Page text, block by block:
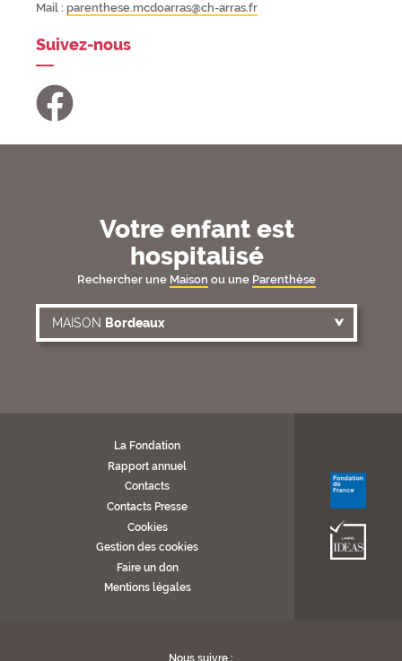
Mail : parenthese.mcdoarras@ch-arras.fr
Suivez-nous
Votre enfant est
hospitalisé
Rechercher une Maison ou une Parenthèse
MAISON OU PARENTHÈSE
MAISON Bordeaux
Nantes
Paris
Strasbourg
MAISONToulouse
Villejuif
Arras
La Fondation
Rapport annuel
Contacts
Contacts Presse
Cookies
Gestion des cookies
Faire un don
Mentions légales